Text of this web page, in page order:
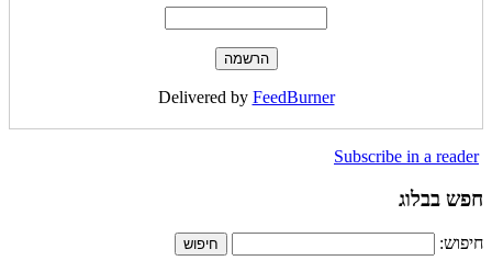
Delivered byFeedBurner
Subscribe in a reader
חפש בבלוג
חיפוש: